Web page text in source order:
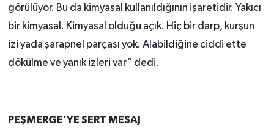
görülüyor. Bu da kimyasal kullanıldığının işaretidir. Yakıcı
bir kimyasal. Kimyasal olduğu açık. Hiç bir darp, kurşun
izi yada şarapnel parçası yok. Alabildiğine ciddi ette
dökülme ve yanık izleri var” dedi.
PEŞMERGE’YE SERT MESAJ